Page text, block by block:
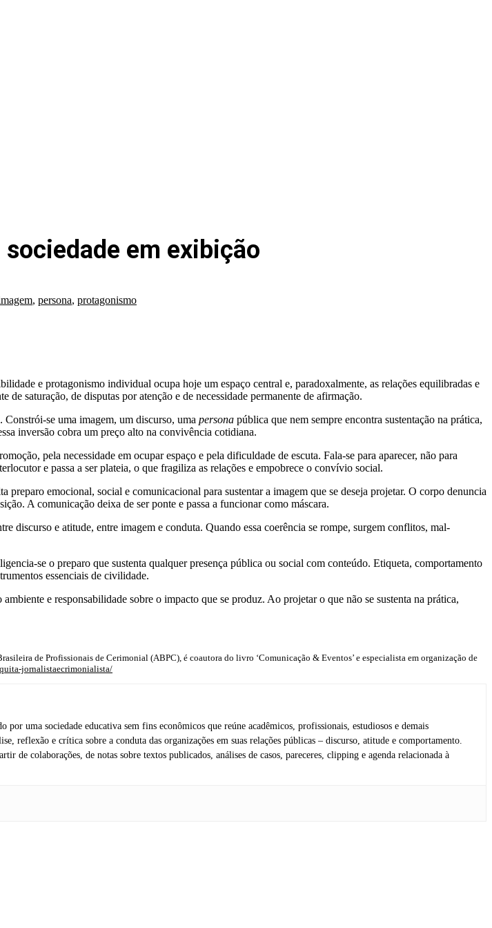
em exibição
, persona, protagonismo
e protagonismo individual ocupa hoje um espaço central e, paradoxalmente, as relações equilibradas e
saturação, de disputas por atenção e de necessidade permanente de afirmação.
se uma imagem, um discurso, uma persona pública que nem sempre encontra sustentação na prática,
inversão cobra um preço alto na convivência cotidiana.
pela necessidade em ocupar espaço e pela dificuldade de escuta. Fala-se para aparecer, não para
e passa a ser plateia, o que fragiliza as relações e empobrece o convívio social.
emocional, social e comunicacional para sustentar a imagem que se deseja projetar. O corpo denuncia
A comunicação deixa de ser ponte e passa a funcionar como máscara.
discurso e atitude, entre imagem e conduta. Quando essa coerência se rompe, surgem conflitos, mal-
se o preparo que sustenta qualquer presença pública ou social com conteúdo. Etiqueta, comportamento
essenciais de civilidade.
e responsabilidade sobre o impacto que se produz. Ao projetar o que não se sustenta na prática,
de Profissionais de Cerimonial (ABPC), é coautora do livro ‘Comunicação & Eventos’ e especialista em organização de
jornalistaecrimonialista/
uma sociedade educativa sem fins econômicos que reúne acadêmicos, profissionais, estudiosos e demais
reflexão e crítica sobre a conduta das organizações em suas relações públicas – discurso, atitude e comportamento.
de colaborações, de notas sobre textos publicados, análises de casos, pareceres, clipping e agenda relacionada à